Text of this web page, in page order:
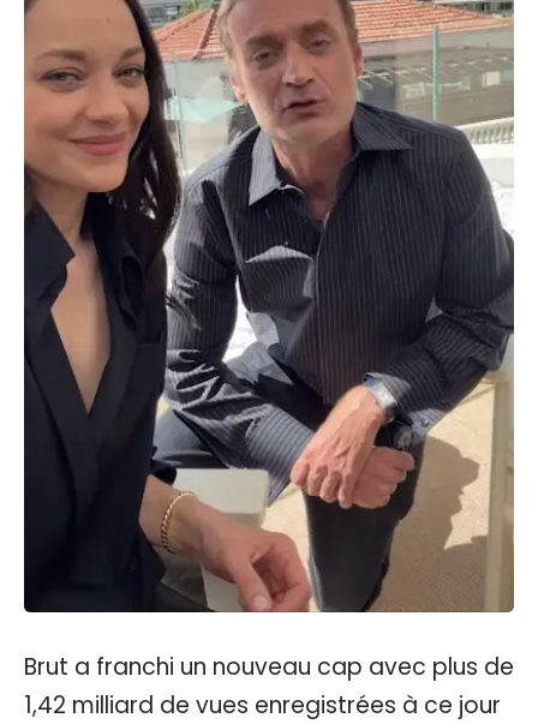
Brut a franchi un nouveau cap avec plus de
1,42 milliard de vues enregistrées à ce jour